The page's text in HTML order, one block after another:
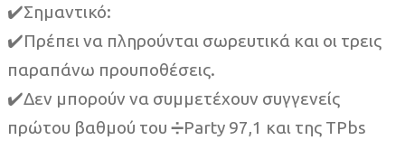
✔️Σημαντικό:
✔️Πρέπει να πληρούνται σωρευτικά και οι τρεις
παραπάνω προυποθέσεις.
✔️Δεν μπορούν να συμμετέχουν συγγενείς
πρώτου βαθμού του ➗Party 97,1 και της TPbs